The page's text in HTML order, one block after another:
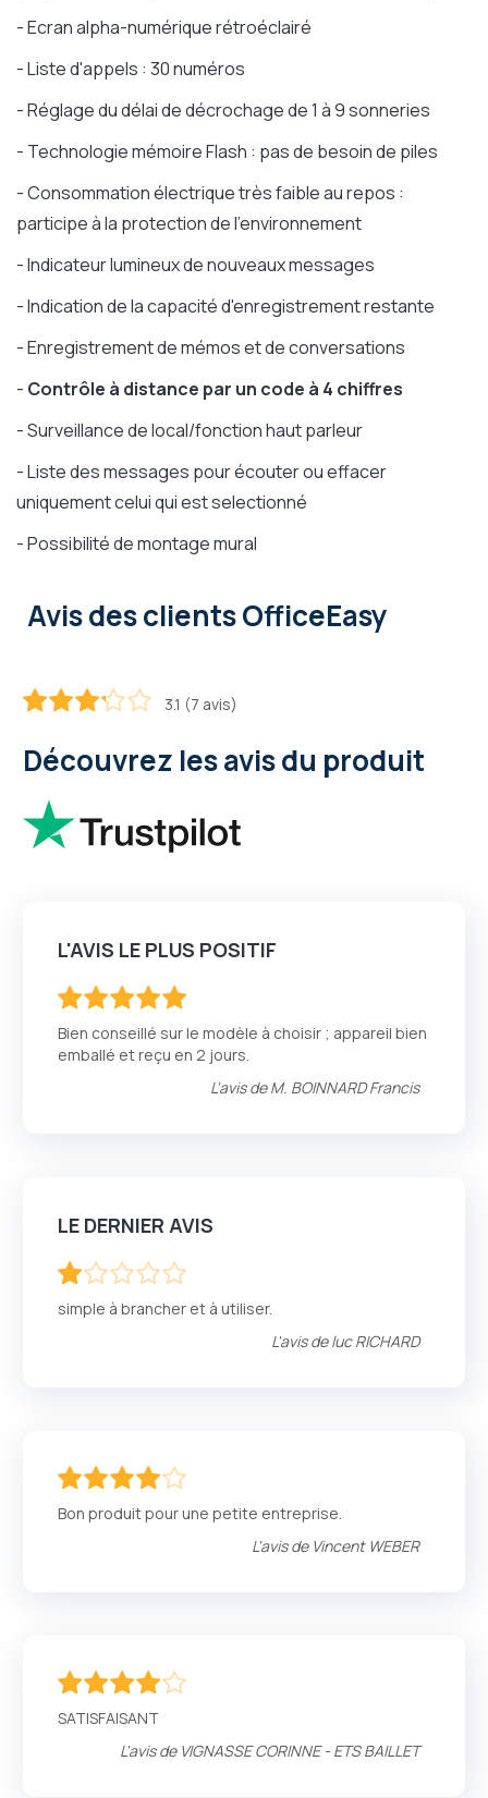
- Ecran alpha-numérique rétroéclairé
- Liste d'appels : 30 numéros
- Réglage du délai de décrochage de 1 à 9 sonneries
- Technologie mémoire Flash : pas de besoin de piles
- Consommation électrique très faible au repos :
participe à la protection de l'environnement
- Indicateur lumineux de nouveaux messages
- Indication de la capacité d'enregistrement restante
- Enregistrement de mémos et de conversations
- Contrôle à distance par un code à 4 chiffres
- Surveillance de local/fonction haut parleur
- Liste des messages pour écouter ou effacer
uniquement celui qui est selectionné
- Possibilité de montage mural
Avis des clients OfficeEasy
3.1 (7 avis)
Découvrez les avis du produit
L'AVIS LE PLUS POSITIF
Bien conseillé sur le modèle à choisir ; appareil bien
emballé et reçu en 2 jours.
L'avis deM. BOINNARD Francis
LE DERNIER AVIS
simple à brancher et à utiliser.
L'avis deluc RICHARD
Bon produit pour une petite entreprise.
L'avis de Vincent WEBER
SATISFAISANT
L'avis de VIGNASSE CORINNE - ETS BAILLET